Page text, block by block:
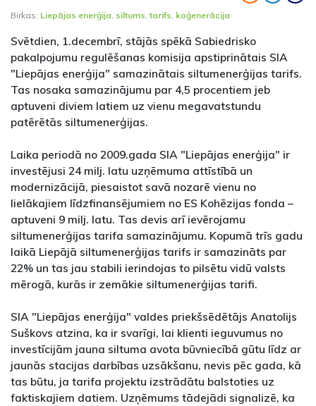
Birkas: Liepājas enerģija, siltums,tarifs, koģenerācija
Svētdien, 1.decembrī, stājās spēkā Sabiedrisko
pakalpojumu regulēšanas komisija apstiprinātais SIA
"Liepājas enerģija" samazinātais siltumenerģijas tarifs.
Tas nosaka samazinājumu par 4,5 procentiem jeb
aptuveni diviem latiem uz vienu megavatstundu
patērētās siltumenerģijas.
Laika periodā no 2009.gada SIA "Liepājas enerģija" ir
investējusi 24 milj. latu uzņēmuma attīstībā un
modernizācijā, piesaistot savā nozarē vienu no
lielākajiem līdzfinansējumiem no ES Kohēzijas fonda –
aptuveni 9 milj. latu. Tas devis arī ievērojamu
siltumenerģijas tarifa samazinājumu. Kopumā trīs gadu
laikā Liepājā siltumenerģijas tarifs ir samazināts par
22% un tas jau stabili ierindojas to pilsētu vidū valsts
mērogā, kurās ir zemākie siltumenerģijas tarifi.
SIA "Liepājas enerģija" valdes priekšsēdētājs Anatolijs
Suškovs atzina, ka ir svarīgi, lai klienti ieguvumus no
investīcijām jauna siltuma avota būvniecībā gūtu līdz ar
jaunās stacijas darbības uzsākšanu, nevis pēc gada, kā
tas būtu, ja tarifa projektu izstrādātu balstoties uz
faktiskajiem datiem. Uzņēmums tādejādi signalizē, ka